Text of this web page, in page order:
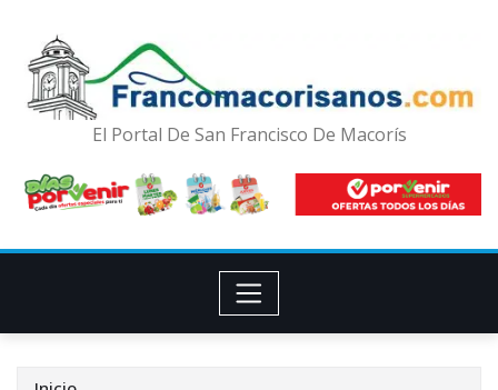
El Portal De San Francisco De Macorís